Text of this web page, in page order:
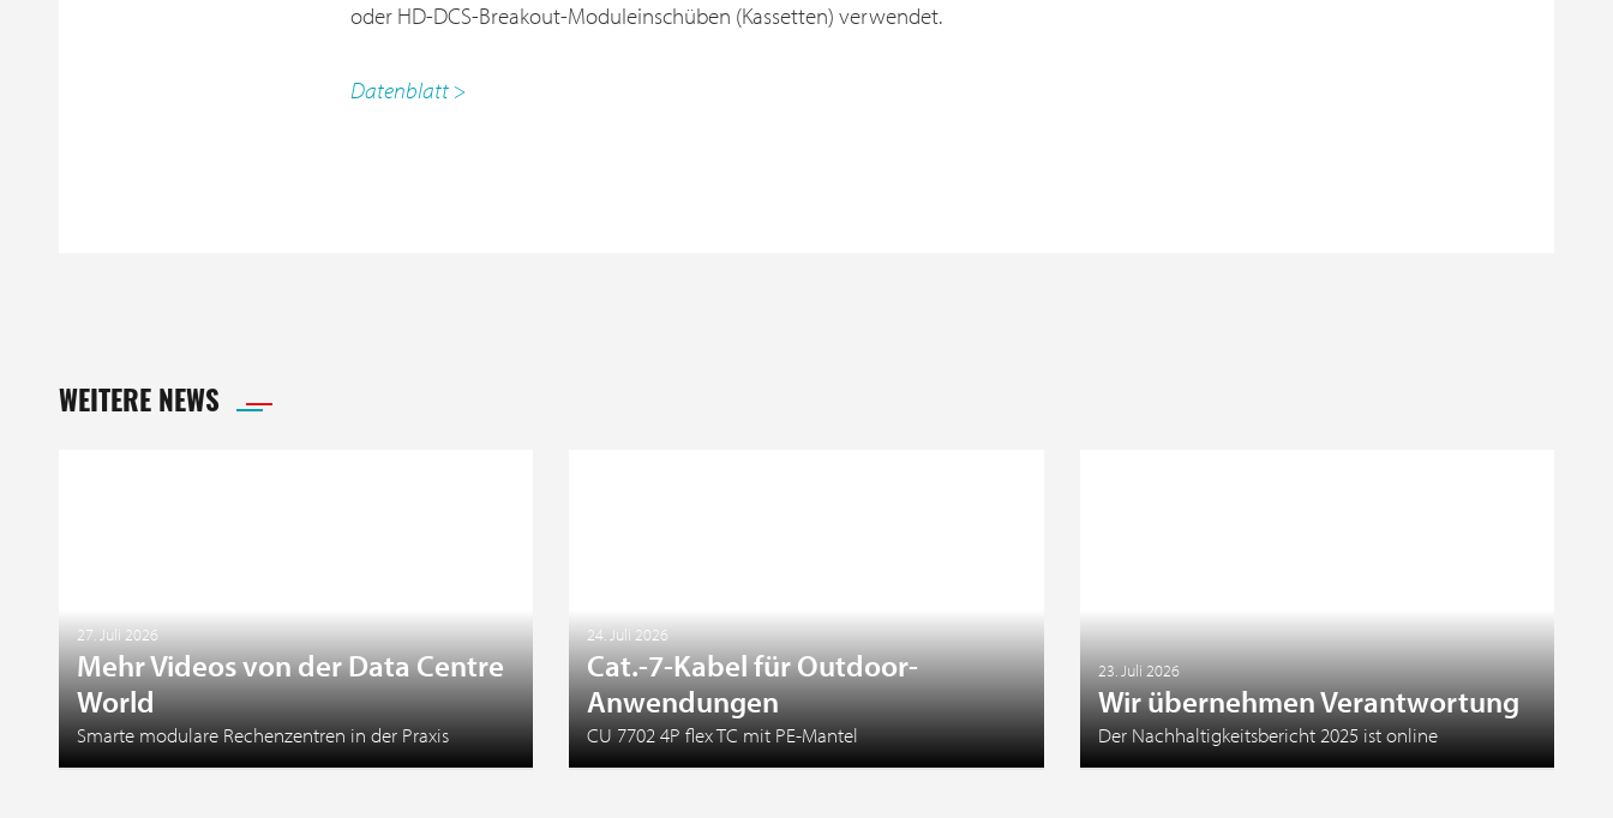
oder HD-DCS-Breakout-Moduleinschüben (Kassetten) verwendet.
Datenblatt >
WEITERE NEWS
27. Juli 2026
Mehr Videos von der Data Centre
World
Smarte modulare Rechenzentren in der Praxis
24. Juli 2026
Cat.-7-Kabel für Outdoor-
Anwendungen
CU 7702 4P flex TC mit PE-Mantel
23. Juli 2026
Wir übernehmen Verantwortung
Der Nachhaltigkeitsbericht 2025 ist online